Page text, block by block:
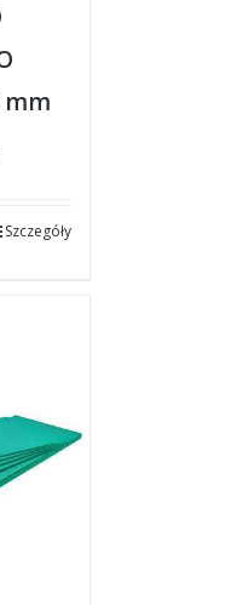
mm
Szczegóły